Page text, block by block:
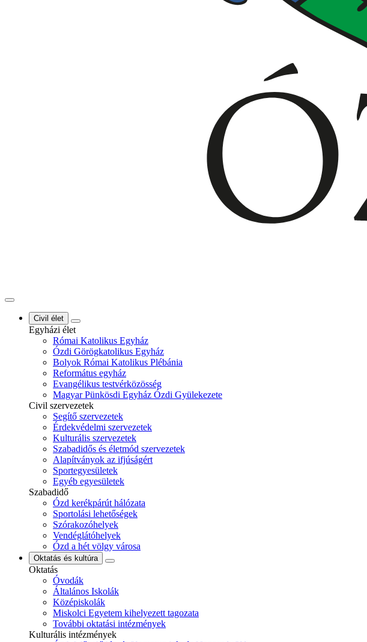
Civil élet
Egyházi élet
Római Katolikus Egyház
Ózdi Görögkatolikus Egyház
Bolyok Római Katolikus Plébánia
Református egyház
Evangélikus testvérközösség
Magyar Pünkösdi Egyház Ózdi Gyülekezete
Civil szervezetek
Segítő szervezetek
Érdekvédelmi szervezetek
Kulturális szervezetek
Szabadidős és életmód szervezetek
Alapítványok az ifjúságért
Sportegyesületek
Egyéb egyesületek
Szabadidő
Ózd kerékpárút hálózata
Sportolási lehetőségek
Szórakozóhelyek
Vendéglátóhelyek
Ózd a hét völgy városa
Oktatás és kultúra
Oktatás
Óvodák
Általános Iskolák
Középiskolák
Miskolci Egyetem kihelyezett tagozata
További oktatási intézmények
Kulturális intézmények